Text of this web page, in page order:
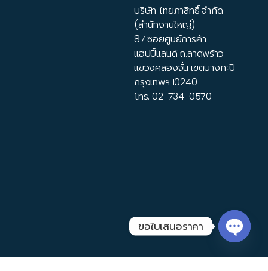
บริษัท ไทยภาสิทธิ์ จำกัด
(สำนักงานใหญ่)
87 ซอยศูนย์การค้า
แฮปปี้แลนด์ ถ.ลาดพร้าว
แขวงคลองจั่น เขตบางกะปิ
กรุงเทพฯ 10240
โทร.02-734-0570
ขอใบเสนอราคา